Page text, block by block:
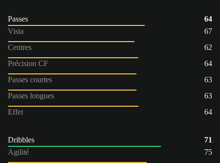
Passes
64
Vista
67
Centres
62
Précision CF
64
Passes courtes
63
Passes longues
63
Effet
64
Dribbles
71
Agilité
75